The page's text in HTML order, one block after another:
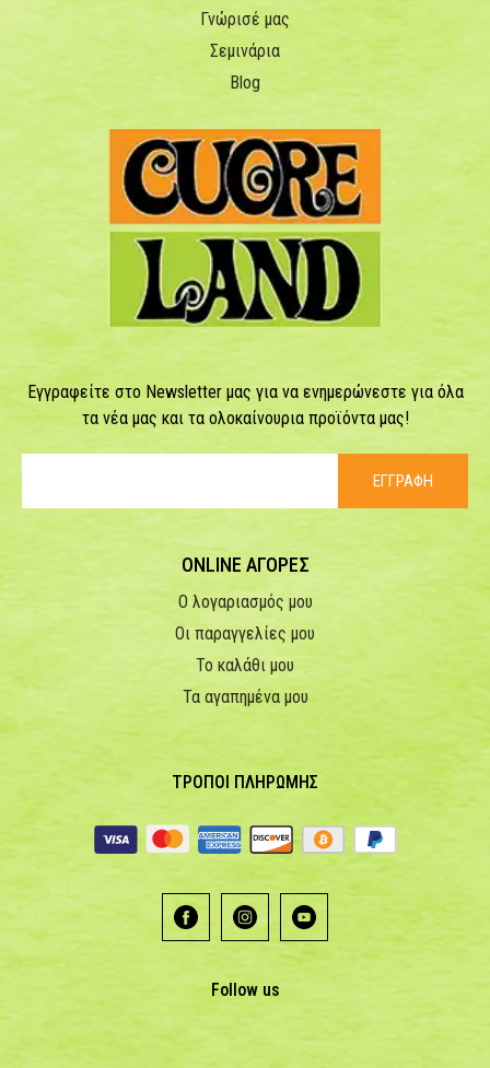
Γνώρισέ μας
Σεμινάρια
Blog
Εγγραφείτε στο Newsletter μας για να ενημερώνεστε για όλα
τα νέα μας και τα ολοκαίνουρια προϊόντα μας!
ΕΓΓΡΑΦΗ
ONLINE ΑΓΟΡΕΣ
Ο λογαριασμός μου
Οι παραγγελίες μου
Το καλάθι μου
Τα αγαπημένα μου
ΤΡΟΠΟΙ ΠΛΗΡΩΜΗΣ
Follow us